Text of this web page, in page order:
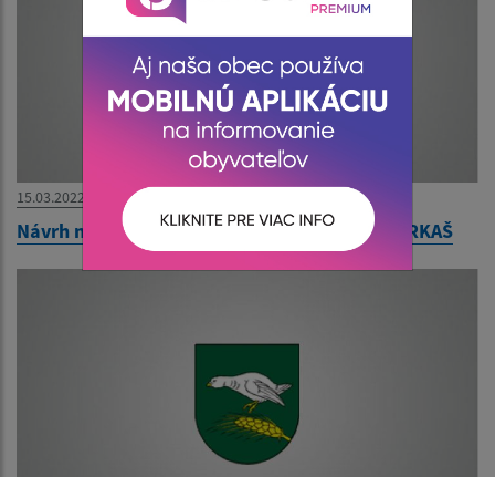
15.03.2022
Návrh na zrušenie trvalého pobytu - Milan FARKAŠ